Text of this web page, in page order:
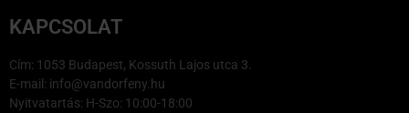
KAPCSOLAT
Cím: 1053 Budapest, Kossuth Lajos utca 3.
E-mail: info@vandorfeny.hu
Nyitvatartás: H-Szo: 10:00-18:00